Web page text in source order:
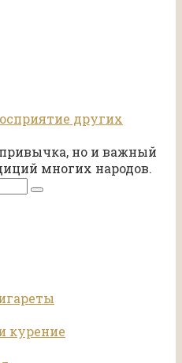
других
но и важный
многих народов.
курение